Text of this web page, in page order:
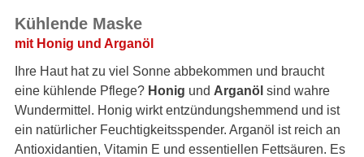
Kühlende Maske
mit Honig und Arganöl
Ihre Haut hat zu viel Sonne abbekommen und braucht
eine kühlende Pflege? Honig und Arganöl sind wahre
Wundermittel. Honig wirkt entzündungshemmend und ist
ein natürlicher Feuchtigkeitsspender. Arganöl ist reich an
Antioxidantien, Vitamin E und essentiellen Fettsäuren. Es